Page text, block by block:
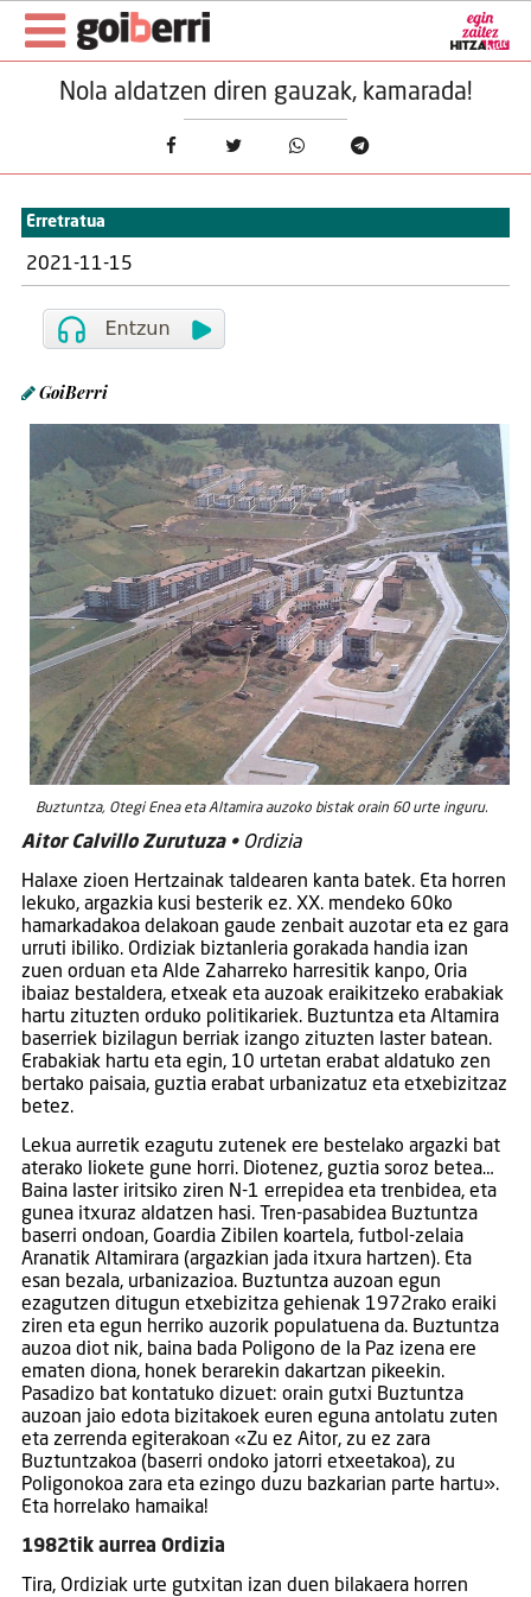
Nola aldatzen diren gauzak, kamarada!
Erretratua
2021-11-15
GoiBerri
Buztuntza, Otegi Enea eta Altamira auzoko bistak orain 60 urte inguru.
Aitor Calvillo Zurutuza •Ordizia
Halaxe zioen Hertzainak taldearen kanta batek. Eta horren
lekuko, argazkia kusi besterik ez. XX. mendeko 60ko
hamarkadakoa delakoan gaude zenbait auzotar eta ez gara
urruti ibiliko. Ordiziak biztanleria gorakada handia izan
zuen orduan eta Alde Zaharreko harresitik kanpo, Oria
ibaiaz bestaldera, etxeak eta auzoak eraikitzeko erabakiak
hartu zituzten orduko politikariek. Buztuntza eta Altamira
baserriek bizilagun berriak izango zituzten laster batean.
Erabakiak hartu eta egin, 10 urtetan erabat aldatuko zen
bertako paisaia, guztia erabat urbanizatuz eta etxebizitzaz
betez.
Lekua aurretik ezagutu zutenek ere bestelako argazki bat
aterako liokete gune horri. Diotenez, guztia soroz betea…
Baina laster iritsiko ziren N-1 errepidea eta trenbidea, eta
gunea itxuraz aldatzen hasi. Tren-pasabidea Buztuntza
baserri ondoan, Goardia Zibilen koartela, futbol-zelaia
Aranatik Altamirara (argazkian jada itxura hartzen). Eta
esan bezala, urbanizazioa. Buztuntza auzoan egun
ezagutzen ditugun etxebizitza gehienak 1972rako eraiki
ziren eta egun herriko auzorik populatuena da. Buztuntza
auzoa diot nik, baina bada Poligono de la Paz izena ere
ematen diona, honek berarekin dakartzan pikeekin.
Pasadizo bat kontatuko dizuet: orain gutxi Buztuntza
auzoan jaio edota bizitakoek euren eguna antolatu zuten
eta zerrenda egiterakoan «Zu ez Aitor, zu ez zara
Buztuntzakoa (baserri ondoko jatorri etxeetakoa), zu
Poligonokoa zara eta ezingo duzu bazkarian parte hartu».
Eta horrelako hamaika!
1982tik aurrea Ordizia
Tira, Ordiziak urte gutxitan izan duen bilakaera horren